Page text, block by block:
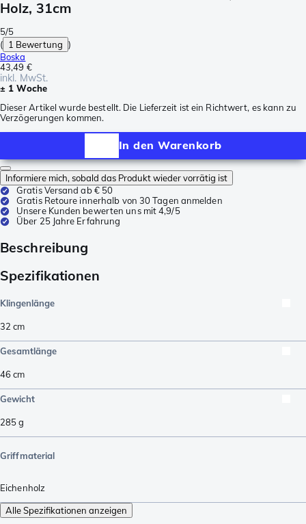
Holz, 31cm
5/5
( 1 Bewertung )
Boska
43,49 €
inkl. MwSt.
± 1 Woche
Dieser Artikel wurde bestellt. Die Lieferzeit ist ein Richtwert, es kann zu
Verzögerungen kommen.
In den Warenkorb
Informiere mich, sobald das Produkt wieder vorrätig ist
Gratis Versand ab € 50
Gratis Retoure innerhalb von 30 Tagen anmelden
Unsere Kunden bewerten uns mit 4,9/5
Über 25 Jahre Erfahrung
Beschreibung
Spezifikationen
Klingenlänge
32 cm
Gesamtlänge
46cm
Gewicht
285g
Griffmaterial
Eichenholz
Alle Spezifikationen anzeigen